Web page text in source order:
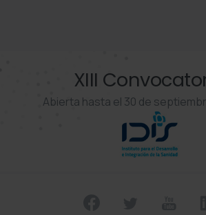
XIII
Abierta hasta el 30 de